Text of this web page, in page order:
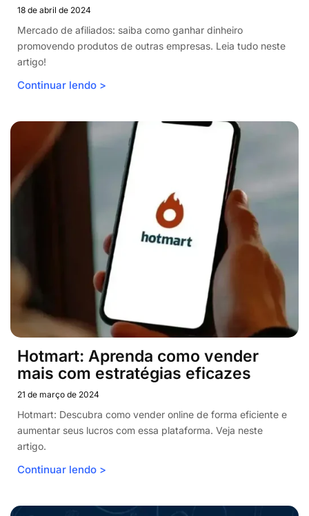
18 de abril de 2024
Mercado de afiliados: saiba como ganhar dinheiro
promovendo produtos de outras empresas. Leia tudo neste
artigo!
Continuar lendo >
Hotmart: Aprenda como vender
mais com estratégias eficazes
21 de março de 2024
Hotmart: Descubra como vender online de forma eficiente e
aumentar seus lucros com essa plataforma. Veja neste
artigo.
Continuar lendo >